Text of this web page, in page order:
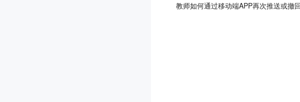
教师如何通过移动端APP再次推送或撤